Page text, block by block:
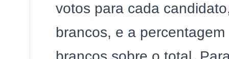
votos para cada
brancos, e a